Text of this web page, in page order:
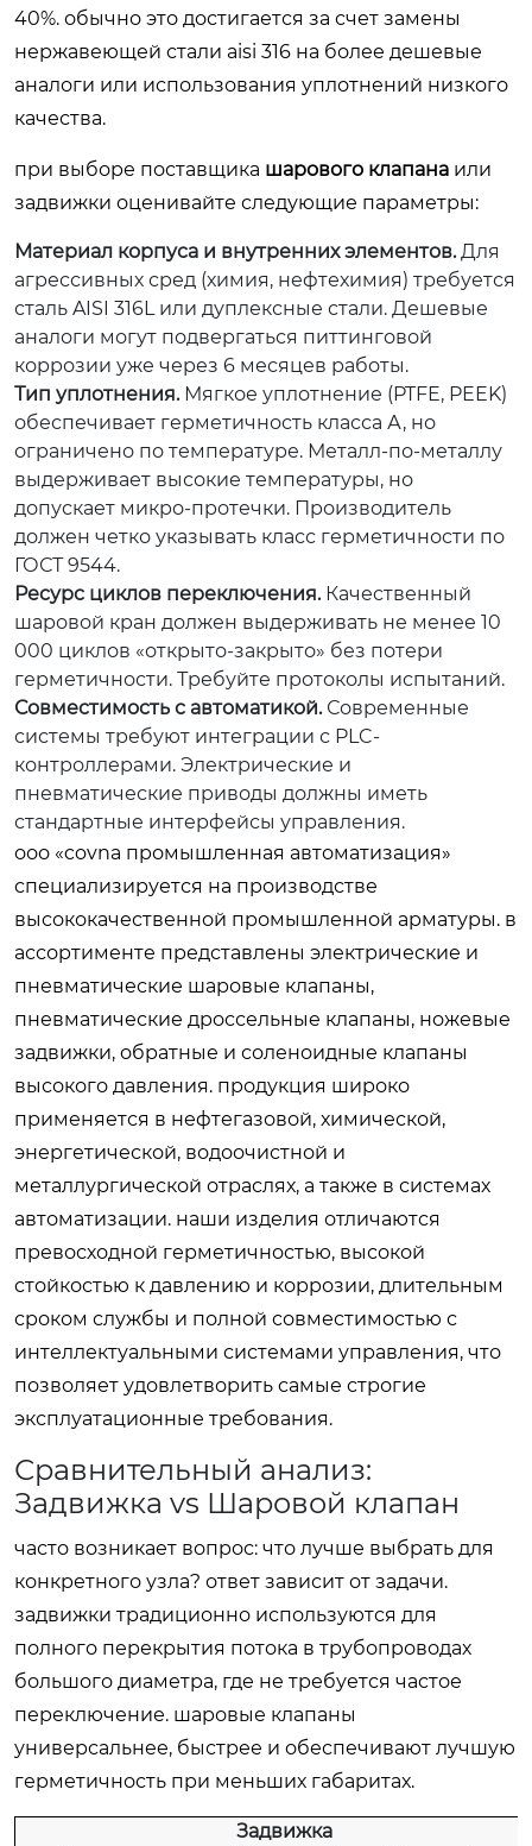
40%. обычно это достигается за счет замены
нержавеющей стали aisi 316 на более дешевые
аналоги или использования уплотнений низкого
качества.
при выборе поставщика шарового клапана или
задвижки оценивайте следующие параметры:
Материал корпуса и внутренних элементов.Для
агрессивных сред (химия, нефтехимия) требуется
сталь AISI 316L или дуплексные стали. Дешевые
аналоги могут подвергаться питтинговой
коррозии уже через 6 месяцев работы.
Тип уплотнения.Мягкое уплотнение (PTFE, PEEK)
обеспечивает герметичность класса А, но
ограничено по температуре. Металл-по-металлу
выдерживает высокие температуры, но
допускает микро-протечки. Производитель
должен четко указывать класс герметичности по
ГОСТ 9544.
Ресурс циклов переключения.Качественный
шаровой кран должен выдерживать не менее 10
000 циклов «открыто-закрыто» без потери
герметичности. Требуйте протоколы испытаний.
Совместимость с автоматикой.Современные
системы требуют интеграции с PLC-
контроллерами. Электрические и
пневматические приводы должны иметь
стандартные интерфейсы управления.
ооо «covna промышленная автоматизация»
специализируется на производстве
высококачественной промышленной арматуры. в
ассортименте представлены электрические и
пневматические шаровые клапаны,
пневматические дроссельные клапаны, ножевые
задвижки, обратные и соленоидные клапаны
высокого давления. продукция широко
применяется в нефтегазовой, химической,
энергетической, водоочистной и
металлургической отраслях, а также в системах
автоматизации. наши изделия отличаются
превосходной герметичностью, высокой
стойкостью к давлению и коррозии, длительным
сроком службы и полной совместимостью с
интеллектуальными системами управления, что
позволяет удовлетворить самые строгие
эксплуатационные требования.
Сравнительный анализ:
Задвижка vs Шаровой клапан
часто возникает вопрос: что лучше выбрать для
конкретного узла? ответ зависит от задачи.
задвижки традиционно используются для
полного перекрытия потока в трубопроводах
большого диаметра, где не требуется частое
переключение. шаровые клапаны
универсальнее, быстрее и обеспечивают лучшую
герметичность при меньших габаритах.
Задвижка